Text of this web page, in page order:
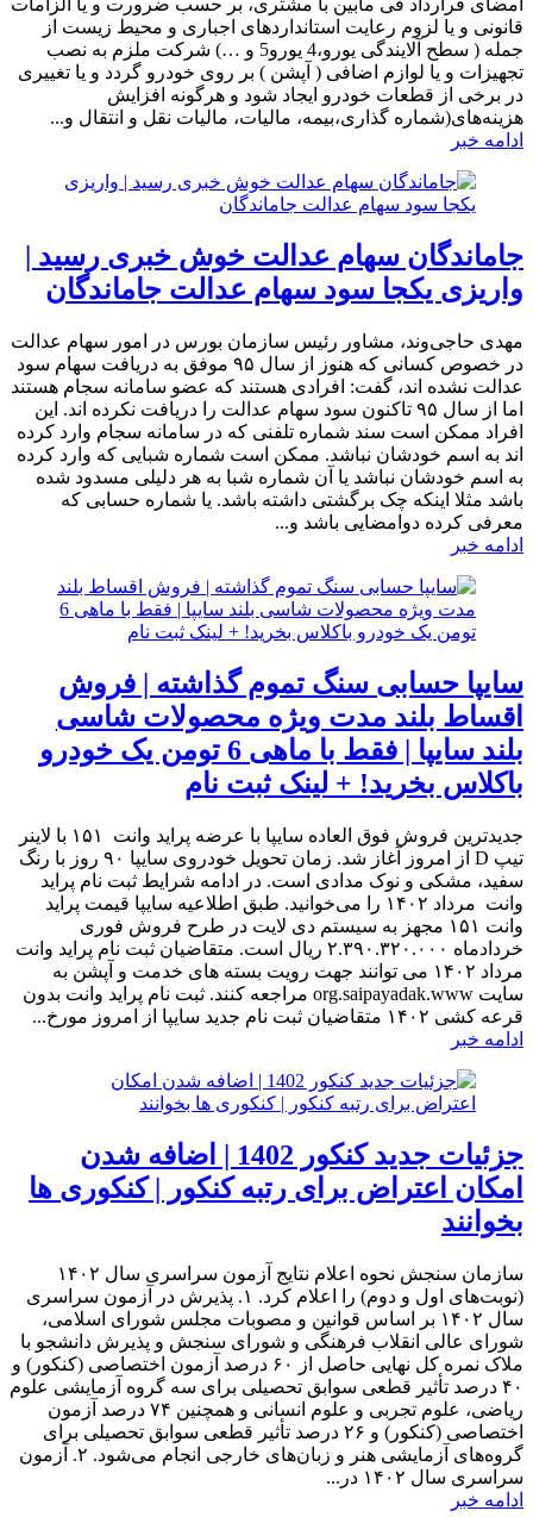
امضای قرارداد فی مابین با مشتری، بر حسب ضرورت و یا الزامات
قانونی و یا لزوم رعایت استانداردهای اجباری و محیط زیست از
جمله ( سطح آلایندگی یورو،4 یورو5 و …) شرکت ملزم به نصب
تجهیزات و یا لوازم اضافی ( آپشن ) بر روی خودرو گردد و یا تغییری
در برخی از قطعات خودرو ایجاد شود و هرگونه افزایش
هزینه‌های(شماره گذاری،بیمه، مالیات، مالیات نقل و انتقال و...
ادامه خبر
جاماندگان سهام عدالت خوش خبری رسید |
واریزی یکجا سود سهام عدالت جاماندگان
مهدی حاجی‌وند، مشاور رئیس سازمان بورس در امور سهام عدالت
در خصوص کسانی که هنوز از سال ۹۵ موفق به دریافت سهام سود
عدالت نشده اند، گفت: افرادی هستند که عضو سامانه سجام هستند
اما از سال ۹۵ تاکنون سود سهام عدالت را دریافت نکرده اند. این
افراد ممکن است سند شماره تلفنی که در سامانه سجام وارد کرده
اند به اسم خودشان نباشد. ممکن است شماره شبایی که وارد کرده
به اسم خودشان نباشد یا آن شماره شبا به هر دلیلی مسدود شده
باشد مثلا اینکه چک برگشتی داشته باشد. یا شماره حسابی که
معرفی کرده دوامضایی باشد و...
ادامه خبر
سایپا حسابی سنگ تموم گذاشته | فروش
اقساط بلند مدت ویژه محصولات شاسی
بلند سایپا | فقط با ماهی 6 تومن یک خودرو
باکلاس بخرید! + لینک ثبت نام
جدیدترین فروش فوق العاده سایپا با عرضه پراید وانت ۱۵۱ با لاینر
تیپ D از امروز آغاز شد. زمان تحویل خودروی سایپا ۹۰ روز با رنگ
سفید، مشکی و نوک مدادی است. در ادامه شرایط ثبت نام پراید
وانت مرداد ۱۴۰۲ را می‌خوانید. طبق اطلاعیه سایپا قیمت پراید
وانت ۱۵۱ مجهز به سیستم دی لایت در طرح فروش فوری
خردادماه ۲.۳۹۰.۳۲۰.۰۰۰ ریال است. متقاضیان ثبت نام پراید وانت
مرداد ۱۴۰۲ می توانند جهت رویت بسته های خدمت و آپشن به
سایت org.saipayadak.www مراجعه کنند. ثبت نام پراید وانت بدون
قرعه کشی ۱۴۰۲ متقاضیان ثبت نام جدید سایپا از امروز مورخ...
ادامه خبر
جزئیات جدید کنکور 1402 | اضافه شدن
امکان اعتراض برای رتبه کنکور | کنکوری ها
بخوانند
سازمان سنجش نحوه اعلام نتایج آزمون سراسری سال ۱۴۰۲
(نوبت‌های اول و دوم) را اعلام کرد. ۱. پذیرش در آزمون سراسری
سال ۱۴۰۲ بر اساس قوانین و مصوبات مجلس شورای اسلامی،
شورای عالی انقلاب فرهنگی و شورای سنجش و پذیرش دانشجو با
ملاک نمره کل نهایی حاصل از ۶۰ درصد آزمون اختصاصی (کنکور) و
۴۰ درصد تأثیر قطعی سوابق تحصیلی برای سه گروه آزمایشی علوم
ریاضی، علوم تجربی و علوم انسانی و همچنین ۷۴ درصد آزمون
اختصاصی (کنکور) و ۲۶ درصد تأثیر قطعی سوابق تحصیلی برای
گروه‌های آزمایشی هنر و زبان‌های خارجی انجام می‌شود. ۲. آزمون
سراسری سال ۱۴۰۲ در...
ادامه خبر